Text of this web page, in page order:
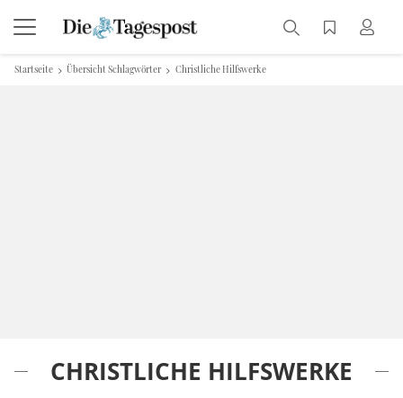
Startseite Übersicht Schlagwörter Christliche Hilfswerke
CHRISTLICHE HILFSWERKE